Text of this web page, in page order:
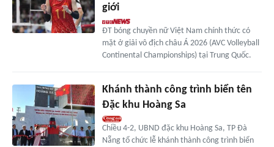
giới
ĐT bóng chuyền nữ Việt Nam chính thức có
mặt ở giải vô địch châu Á 2026 (AVC Volleyball
Continental Championships) tại Trung Quốc.
Khánh thành công trình biển tên
Đặc khu Hoàng Sa
Chiều 4-2, UBND đặc khu Hoàng Sa, TP Đà
Nẵng tổ chức lễ khánh thành công trình biển